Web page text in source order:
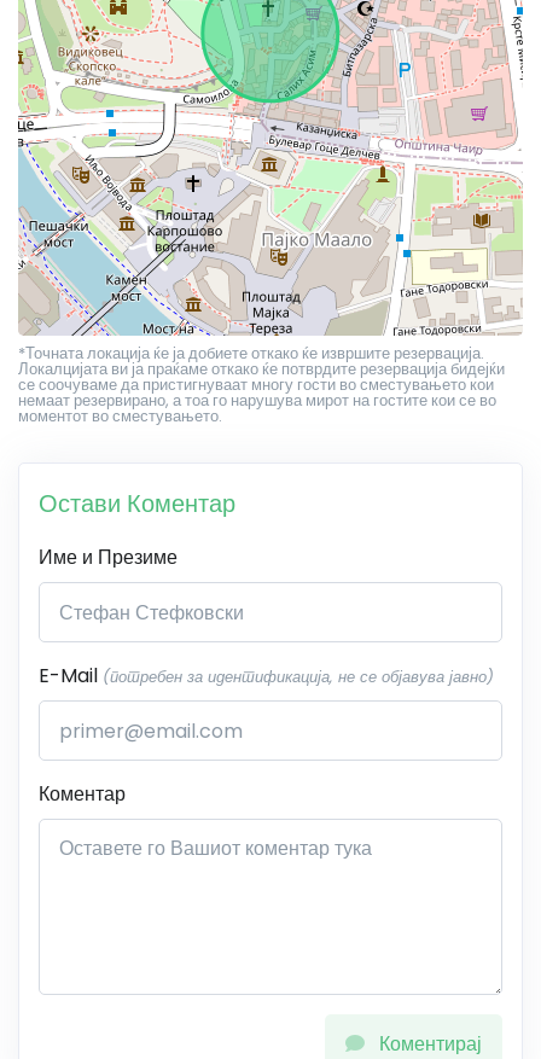
*Точната локација ќе ја добиете откако ќе извршите резервација.
Локалцијата ви ја праќаме откако ќе потврдите резервација бидејќи
се соочуваме да пристигнуваат многу гости во сместувањето кои
немаат резервирано, а тоа го нарушува мирот на гостите кои се во
моментот во сместувањето.
Остави Коментар
Име и Презиме
E-Mail (потребен за идентификација, не се објавува јавно)
Коментар
Коментирај